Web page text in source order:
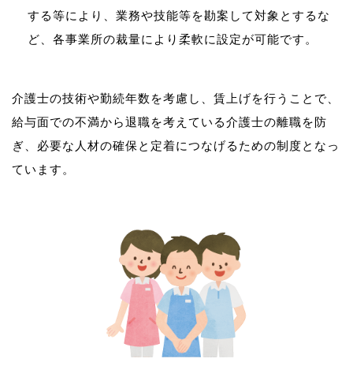
する等により、業務や技能等を勘案して対象とするな
ど、各事業所の裁量により柔軟に設定が可能です。
介護士の技術や勤続年数を考慮し、賃上げを行うことで、
給与面での不満から退職を考えている介護士の離職を防
ぎ、必要な人材の確保と定着につなげるための制度となっ
ています。